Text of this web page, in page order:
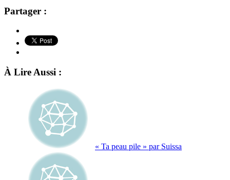
Partager :
À Lire Aussi :
« Ta peau pile » par Suissa